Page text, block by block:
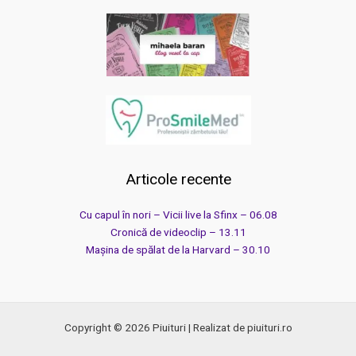
Articole recente
Cu capul în nori – Vicii live la Sfinx – 06.08
Cronică de videoclip – 13.11
Mașina de spălat de la Harvard – 30.10
Copyright © 2026 Piuituri | Realizat de piuituri.ro